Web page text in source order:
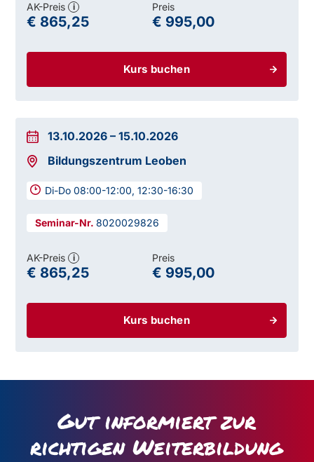
Kurs buchen
AK-Preis i
€ 865,25
Preis
€ 995,00
13.10.2026 –15.10.2026
Bildungszentrum Leoben
Di-Do 08:00-12:00, 12:30-16:30
8020029826
Kurs buchen
AK-Preis i
€ 865,25
Preis
€ 995,00
Gut informiert zur
richtigen Weiterbildung